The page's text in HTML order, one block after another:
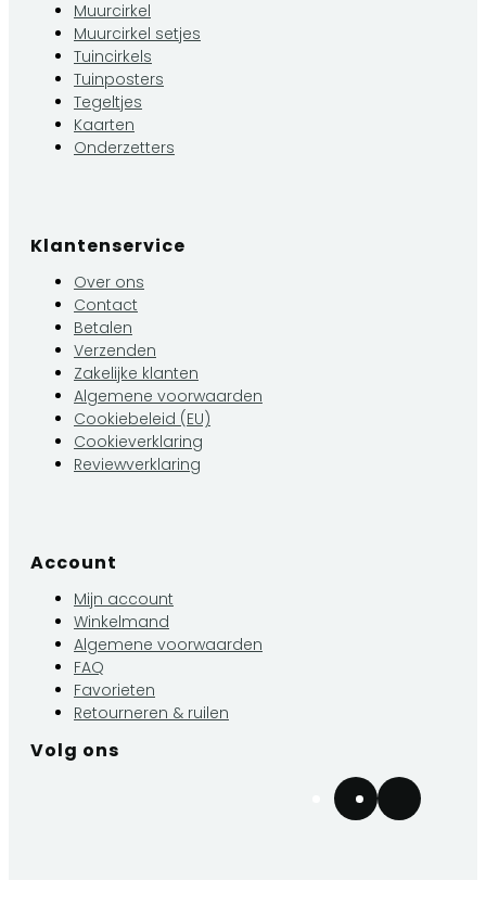
Muurcirkel
Muurcirkel setjes
Tuincirkels
Tuinposters
Tegeltjes
Kaarten
Onderzetters
Klantenservice
Over ons
Contact
Betalen
Verzenden
Zakelijke klanten
Algemene voorwaarden
Cookiebeleid (EU)
Cookieverklaring
Reviewverklaring
Account
Mijn account
Winkelmand
Algemene voorwaarden
FAQ
Favorieten
Retourneren & ruilen
Volg ons